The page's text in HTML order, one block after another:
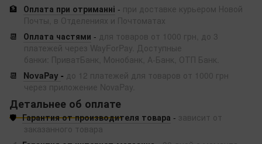
🏦
Оплата при отриманні - при доставке курьером Новой
Почты, в Отделениях и Почтоматах
📆
Оплата частями - для товаров от 1000 грн, до 3
платежей через WayForPay. Доступные
банки: ПриватБанк, Монобанк, А-Банк, ОТП Банк.
📆
NovaPay - до 12 платежей для товаров от 1000 грн
через приложение NovaPay.
Детальнее об оплате
🛡️ Гарантия от производителя товара - зависит от
заказанного товара